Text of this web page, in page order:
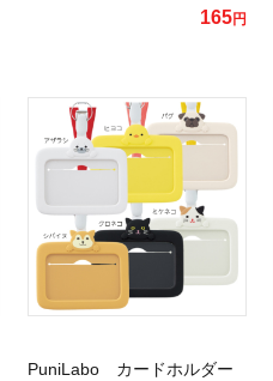
165円
PuniLabo カードホルダー